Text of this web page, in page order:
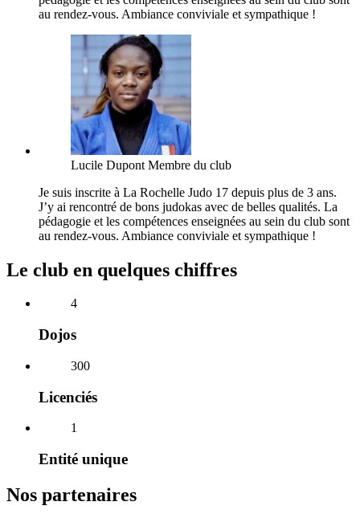
au rendez-vous. Ambiance conviviale et sympathique !
Lucile Dupont Membre du club
Je suis inscrite à La Rochelle Judo 17 depuis plus de 3 ans.
J’y ai rencontré de bons judokas avec de belles qualités. La
pédagogie et les compétences enseignées au sein du club sont
au rendez-vous. Ambiance conviviale et sympathique !
Le club en quelques chiffres
4
Dojos
300
Licenciés
1
Entité unique
Nos partenaires